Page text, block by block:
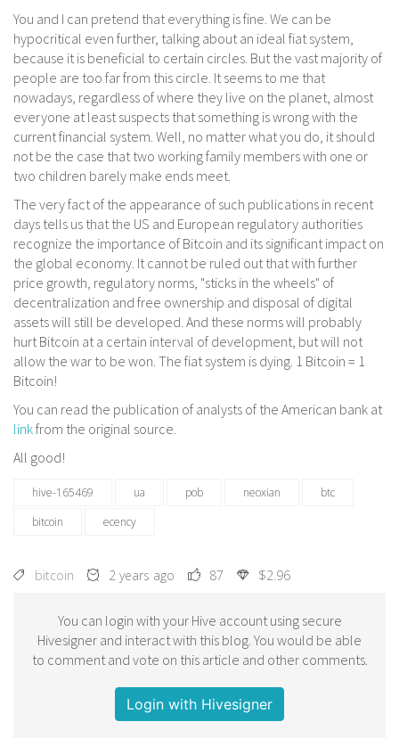
You and I can pretend that everything is fine. We can be
hypocritical even further, talking about an ideal fiat system,
because it is beneficial to certain circles. But the vast majority of
people are too far from this circle. It seems to me that
nowadays, regardless of where they live on the planet, almost
everyone at least suspects that something is wrong with the
current financial system. Well, no matter what you do, it should
not be the case that two working family members with one or
two children barely make ends meet.
The very fact of the appearance of such publications in recent
days tells us that the US and European regulatory authorities
recognize the importance of Bitcoin and its significant impact on
the global economy. It cannot be ruled out that with further
price growth, regulatory norms, "sticks in the wheels" of
decentralization and free ownership and disposal of digital
assets will still be developed. And these norms will probably
hurt Bitcoin at a certain interval of development, but will not
allow the war to be won. The fiat system is dying. 1 Bitcoin = 1
Bitcoin!
You can read the publication of analysts of the American bank at
linkfrom the original source.
All good!
hive-165469 ua pob neoxian
btc
bitcoin
ecency
bitcoin 2 years ago 87 $2.96
You can login with your Hive account using secure
Hivesigner and interact with this blog. You would be able
to comment and vote on this article and other comments.
Login with Hivesigner